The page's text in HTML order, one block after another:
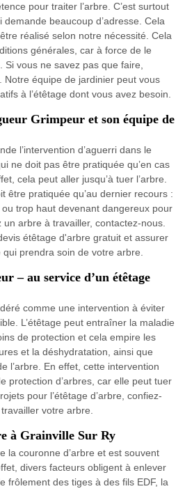
pour traiter l’arbre. C’est surtout
beaucoup d’adresse. Cela
réalisé selon notre nécessité. Cela
générales, car à force de le
Si vous ne savez pas que faire,
Notre équipe de jardinier peut vous
à l’étêtage dont vous avez besoin.
Grimpeur et son équipe de
l’intervention d’aguerri dans le
ne doit pas être pratiquée qu’en cas
cela peut aller jusqu’à tuer l’arbre.
être pratiquée qu’au dernier recours :
trop haut devenant dangereux pour
un arbre à travailler, contactez-nous.
étêtage d'arbre gratuit et assurer
prendra soin de votre arbre.
– au service d’un étêtage
comme une intervention à éviter
L’étêtage peut entraîner la maladie
de protection et cela empire les
et la déshydratation, ainsi que
l’arbre. En effet, cette intervention
protection d’arbres, car elle peut tuer
pour l’étêtage d’arbre, confiez-
votre arbre.
à Grainville Sur Ry
la couronne d’arbre et est souvent
divers facteurs obligent à enlever
frôlement des tiges à des fils EDF, la